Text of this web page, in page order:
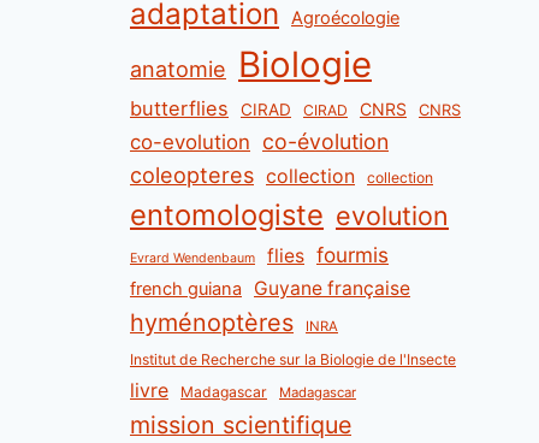
adaptation Agroécologie
anatomie Biologie
butterflies CIRAD CIRAD CNRS CNRS
co-evolution co-évolution
coleopteres collection collection
entomologiste evolution
Evrard Wendenbaum flies fourmis
french guiana Guyane française
hyménoptères INRA
Institut de Recherche sur la Biologie de l'Insecte
livre Madagascar Madagascar
mission scientifique